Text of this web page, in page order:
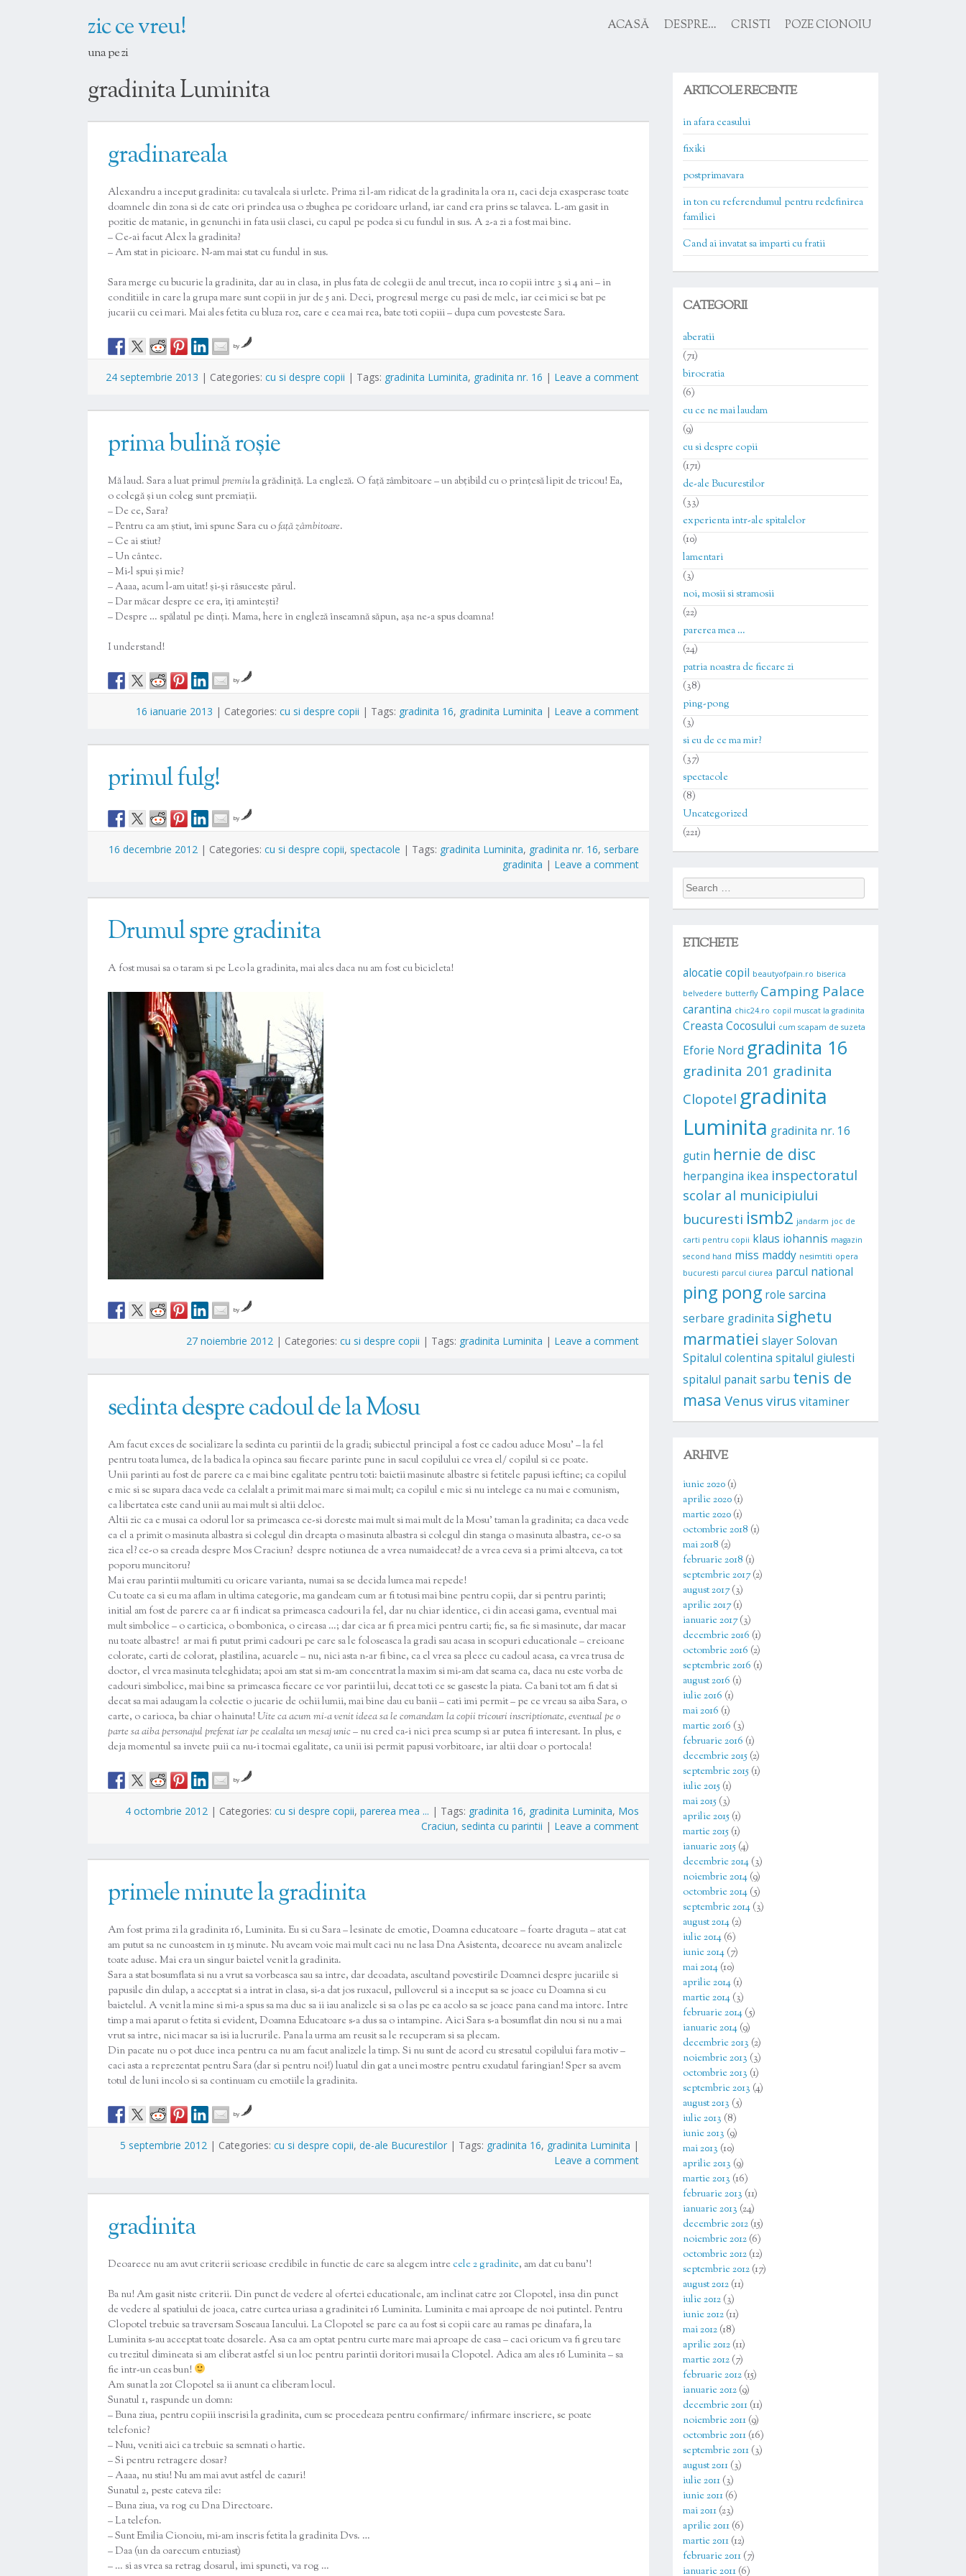
zic ce vreu!
una pe zi
ACASĂ DESPRE… CRISTI POZE CIONOIU
gradinita Luminita
gradinareala
Alexandru a inceput gradinita: cu tavaleala si urlete. Prima zi l-am ridicat de la gradinita la ora 11, caci deja exasperase toate
doamnele din zona si de cate ori prindea usa o zbughea pe coridoare urland, iar cand era prins se talavea. L-am gasit in
pozitie de matanie, in genunchi in fata usii clasei, cu capul pe podea si cu fundul in sus. A 2-a zi a fost mai bine.
– Ce-ai facut Alex la gradinita?
– Am stat in picioare. N-am mai stat cu fundul in sus.
Sara merge cu bucurie la gradinita, dar au in clasa, in plus fata de colegii de anul trecut, inca 10 copii intre 3 si 4 ani – in
conditiile in care la grupa mare sunt copii in jur de 5 ani. Deci, progresul merge cu pasi de melc, iar cei mici se bat pe
jucarii cu cei mari. Mai ales fetita cu bluza roz, care e cea mai rea, bate toti copiii – dupa cum povesteste Sara.
by
24 septembrie 2013 | Categories: cu si despre copii | Tags: gradinita Luminita, gradinita nr. 16 | Leave a comment
prima bulină roșie
Mă laud. Sara a luat primul premiula grădiniță. La engleză. O față zâmbitoare – un abțibild cu o prințesă lipit de tricou! Ea,
o colegă și un coleg sunt premiații.
– De ce, Sara?
– Pentru ca am știut, îmi spune Sara cu ofață zâmbitoare.
– Ce ai stiut?
– Un cântec.
– Mi-l spui și mie?
– Aaaa, acum l-am uitat! și-și răsuceste părul.
– Dar măcar despre ce era, îți amintești?
– Despre … spălatul pe dinți. Mama, here în engleză înseamnă săpun, așa ne-a spus doamna!
I understand!
by
16 ianuarie 2013 | Categories: cu si despre copii | Tags: gradinita 16, gradinita Luminita | Leave a comment
primul fulg!
by
16 decembrie 2012 | Categories: cu si despre copii, spectacole | Tags: gradinita Luminita, gradinita nr. 16, serbare
gradinita | Leave a comment
Drumul spre gradinita
A fost musai sa o taram si pe Leo la gradinita, mai ales daca nu am fost cu bicicleta!
by
27 noiembrie 2012 | Categories: cu si despre copii | Tags: gradinita Luminita | Leave a comment
sedinta despre cadoul de la Mosu
Am facut exces de socializare la sedinta cu parintii de la gradi; subiectul principal a fost ce cadou aduce Mosu’ – la fel
pentru toata lumea, de la badica la opinca sau fiecare parinte pune in sacul copilului ce vrea el/ copilul si ce poate.
Unii parinti au fost de parere ca e mai bine egalitate pentru toti: baietii masinute albastre si fetitele papusi ieftine; ca copilul
e mic si se supara daca vede ca celalalt a primit mai mare si mai mult; ca copilul e mic si nu intelege ca nu mai e comunism,
ca libertatea este cand unii au mai mult si altii deloc.
Altii zic ca e musai ca odorul lor sa primeasca ce-si doreste mai mult si mai mult de la Mosu’ taman la gradinita; ca daca vede
ca el a primit o masinuta albastra si colegul din dreapta o masinuta albastra si colegul din stanga o masinuta albastra, ce-o sa
zica el? ce-o sa creada despre Mos Craciun? despre notiunea de a vrea numaidecat? de a vrea ceva si a primi altceva, ca tot
poporu muncitoru?
Mai erau parintii multumiti cu oricare varianta, numai sa se decida lumea mai repede!
Cu toate ca si eu ma aflam in ultima categorie, ma gandeam cum ar fi totusi mai bine pentru copii, dar si pentru parinti;
initial am fost de parere ca ar fi indicat sa primeasca cadouri la fel, dar nu chiar identice, ci din aceasi gama, eventual mai
mult simbolice – o carticica, o bombonica, o cireasa …; dar cica ar fi prea mici pentru carti; fie, sa fie si masinute, dar macar
nu toate albastre! ar mai fi putut primi cadouri pe care sa le foloseasca la gradi sau acasa in scopuri educationale – creioane
colorate, carti de colorat, plastilina, acuarele – nu, nici asta n-ar fi bine, ca el vrea sa plece cu cadoul acasa, ea vrea trusa de
doctor, el vrea masinuta teleghidata; apoi am stat si m-am concentrat la maxim si mi-am dat seama ca, daca nu este vorba de
cadouri simbolice, mai bine sa primeasca fiecare ce vor parintii lui, decat toti ce se gaseste la piata. Ca bani tot am fi dat si
decat sa mai adaugam la colectie o jucarie de ochii lumii, mai bine dau eu banii – cati imi permit – pe ce vreau sa aiba Sara, o
carte, o carioca, ba chiar o hainuta! Uite ca acum mi-a venit ideea sa le comandam la copii tricouri inscriptionate, eventual pe o
parte sa aiba personajul preferat iar pe cealalta un mesaj unic– nu cred ca-i nici prea scump si ar putea fi interesant. In plus, e
deja momentul sa invete puii ca nu-i tocmai egalitate, ca unii isi permit papusi vorbitoare, iar altii doar o portocala!
by
4 octombrie 2012 | Categories: cu si despre copii, parerea mea ... | Tags: gradinita 16, gradinita Luminita, Mos
Craciun, sedinta cu parintii | Leave a comment
primele minute la gradinita
Am fost prima zi la gradinita 16, Luminita. Eu si cu Sara – lesinate de emotie, Doamna educatoare – foarte draguta – atat cat
am putut sa ne cunoastem in 15 minute. Nu aveam voie mai mult caci nu ne lasa Dna Asistenta, deoarece nu aveam analizele
toate aduse. Mai era un singur baietel venit la gradinita.
Sara a stat bosumflata si nu a vrut sa vorbeasca sau sa intre, dar deoadata, ascultand povestirile Doamnei despre jucariile si
papusile din dulap, a acceptat si a intrat in clasa, si-a dat jos ruxacul, pulloverul si a inceput sa se joace cu Doamna si cu
baietelul. A venit la mine si mi-a spus sa ma duc sa ii iau analizele si sa o las pe ea acolo sa se joace pana cand ma intorc. Intre
timp a mai aparut o fetita si evident, Doamna Educatoare s-a dus sa o intampine. Aici Sara s-a bosumflat din nou si nu a mai
vrut sa intre, nici macar sa isi ia lucrurile. Pana la urma am reusit sa le recuperam si sa plecam.
Din pacate nu o pot duce inca pentru ca nu am facut analizele la timp. Si nu sunt de acord cu stresatul copilului fara motiv –
caci asta a reprezentat pentru Sara (dar si pentru noi!) luatul din gat a unei mostre pentru exudatul faringian! Sper sa avem
totul de luni incolo si sa continuam cu emotiile la gradinita.
by
5 septembrie 2012 | Categories: cu si despre copii, de-ale Bucurestilor | Tags: gradinita 16, gradinita Luminita |
Leave a comment
gradinita
Deoarece nu am avut criterii serioase credibile in functie de care sa alegem intre cele 2 gradinite, am dat cu banu’!
Ba nu! Am gasit niste criterii. Din punct de vedere al ofertei educationale, am inclinat catre 201 Clopotel, insa din punct
de vedere al spatiului de joaca, catre curtea uriasa a gradinitei 16 Luminita. Luminita e mai aproape de noi putintel. Pentru
Clopotel trebuie sa traversam Soseaua Iancului. La Clopotel se pare ca au fost si copii care au ramas pe dinafara, la
Luminita s-au acceptat toate dosarele. Asa ca am optat pentru curte mare mai aproape de casa – caci oricum va fi greu tare
cu trezitul dimineata si am eliberat astfel si un loc pentru parintii doritori musai la Clopotel. Adica am ales 16 Luminita – sa
fie intr-un ceas bun!
Am sunat la 201 Clopotel sa ii anunt ca eliberam locul.
Sunatul 1, raspunde un domn:
– Buna ziua, pentru copiii inscrisi la gradinita, cum se procedeaza pentru confirmare/ infirmare inscriere, se poate
telefonic?
– Nuu, veniti aici ca trebuie sa semnati o hartie.
– Si pentru retragere dosar?
– Aaaa, nu stiu! Nu am mai avut astfel de cazuri!
Sunatul 2, peste cateva zile:
– Buna ziua, va rog cu Dna Directoare.
– La telefon.
– Sunt Emilia Cionoiu, mi-am inscris fetita la gradinita Dvs. …
– Daa (un da oarecum entuziast)
– … si as vrea sa retrag dosarul, imi spuneti, va rog …
ARTICOLE RECENTE
in afara ceasului
fixiki
postprimavara
in ton cu referendumul pentru redefinirea
familiei
Cand ai invatat sa imparti cu fratii
CATEGORII
aberatii
(71)
birocratia
(6)
cu ce ne mai laudam
(9)
cu si despre copii
(171)
de-ale Bucurestilor
(33)
experienta intr-ale spitalelor
(10)
lamentari
(3)
noi, mosii si stramosii
(22)
parerea mea …
(24)
patria noastra de fiecare zi
(38)
ping-pong
(3)
si eu de ce ma mir?
(37)
spectacole
(8)
Uncategorized
(221)
Search
for:
ETICHETE
alocatie copil beautyofpain.ro biserica
belvedere butterfly Camping Palace
carantina chic24.ro copil muscat la gradinita
Creasta Cocosului cum scapam de suzeta
Eforie Nord gradinita 16
gradinita 201 gradinita
Clopotel gradinita
Luminita gradinita nr. 16
gutin hernie de disc
herpangina ikea inspectoratul
scolar al municipiului
bucuresti ismb2 jandarm joc de
carti pentru copii klaus iohannis magazin
second hand miss maddy nesimtiti opera
bucuresti parcul ciurea parcul national
ping pong role sarcina
serbare gradinita sighetu
marmatiei slayerSolovan
Spitalul colentina spitalul giulesti
spitalul panait sarbu tenis de
masa Venus virus vitaminer
ARHIVE
iunie 2020 (1)
aprilie 2020 (1)
martie 2020 (1)
octombrie 2018 (1)
mai 2018 (2)
februarie 2018 (1)
septembrie 2017(2)
august 2017(3)
aprilie 2017(1)
ianuarie 2017(3)
decembrie 2016 (1)
octombrie 2016 (2)
septembrie 2016 (1)
august 2016 (1)
iulie 2016 (1)
mai 2016 (1)
martie 2016 (3)
februarie 2016 (1)
decembrie 2015 (2)
septembrie 2015 (1)
iulie 2015 (1)
mai 2015 (3)
aprilie 2015 (1)
martie 2015 (1)
ianuarie 2015 (4)
decembrie 2014 (3)
noiembrie 2014 (9)
octombrie 2014 (5)
septembrie 2014 (3)
august 2014 (2)
iulie 2014 (6)
iunie 2014 (7)
mai 2014 (10)
aprilie 2014 (1)
martie 2014 (3)
februarie 2014 (5)
ianuarie 2014 (9)
decembrie 2013 (2)
noiembrie 2013 (3)
octombrie 2013 (1)
septembrie 2013 (4)
august 2013 (5)
iulie 2013 (8)
iunie 2013 (9)
mai 2013 (10)
aprilie 2013 (9)
martie 2013 (16)
februarie 2013 (11)
ianuarie 2013 (24)
decembrie 2012 (15)
noiembrie 2012 (6)
octombrie 2012 (12)
septembrie 2012 (17)
august 2012 (11)
iulie 2012 (3)
iunie 2012 (11)
mai 2012 (18)
aprilie 2012 (11)
martie 2012 (7)
februarie 2012 (15)
ianuarie 2012 (9)
decembrie 2011 (11)
noiembrie 2011 (9)
octombrie 2011 (16)
septembrie 2011 (3)
august 2011 (3)
iulie 2011 (3)
iunie 2011 (6)
mai 2011 (23)
aprilie 2011 (6)
martie 2011 (12)
februarie 2011 (7)
ianuarie 2011 (6)